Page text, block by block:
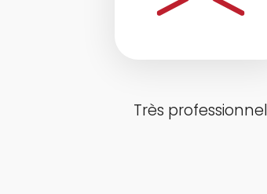
Très professionnel